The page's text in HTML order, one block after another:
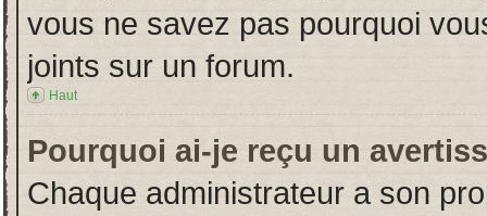
vous ne savez pas pourquoi
joints sur un forum.
Haut
Pourquoi ai-je reçu un
Chaque administrateur a son